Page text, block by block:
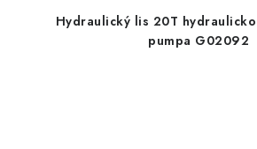
Hydraulický lis 20T
pumpa G02092